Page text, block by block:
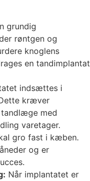
grundig
røntgen og
knoglens
en tandimplantat
indsættes i
kræver
med
varetager.
gro fast i kæben.
og er
Når implantatet er